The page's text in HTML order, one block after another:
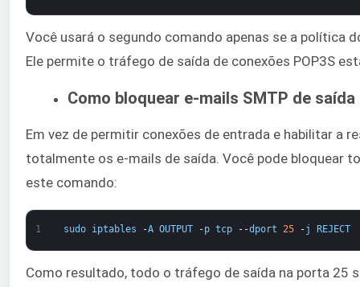
Você usará o segundo comando apenas se a política
Ele permite o tráfego de saída de conexões POP3S
Como bloquear e-mails SMTP de saída
Em vez de permitir conexões de entrada e habilitar a
totalmente os e-mails de saída. Você pode bloquear
este comando:
1 sudo iptables -A OUTPUT -p tcp --dport 25 -j REJECT
Como resultado, todo o tráfego de saída na porta 25